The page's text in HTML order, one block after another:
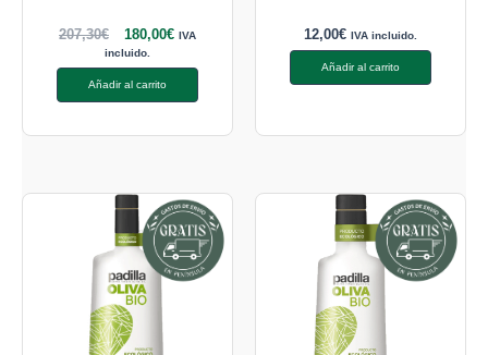
207,30€ 180,00€ IVA
incluido.
Añadir al carrito
12,00€ IVA incluido.
Añadir al carrito